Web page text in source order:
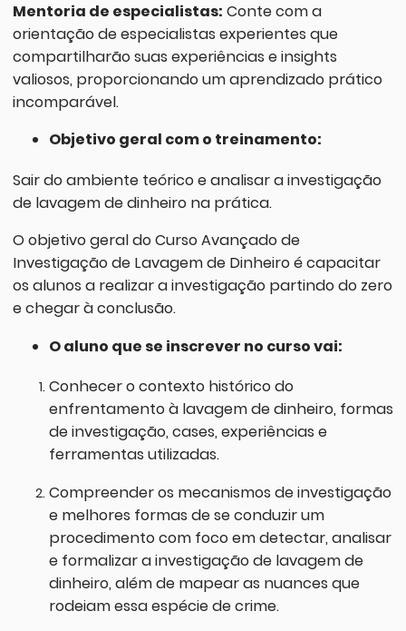
Mentoria de especialistas: Conte com a
orientação de especialistas experientes que
compartilharão suas experiências e insights
valiosos, proporcionando um aprendizado prático
incomparável.
Objetivo geral com o treinamento:
Sair do ambiente teórico e analisar a investigação
de lavagem de dinheiro na prática.
O objetivo geral do Curso Avançado de
Investigação de Lavagem de Dinheiro é capacitar
os alunos a realizar a investigação partindo do zero
e chegar à conclusão.
O aluno que se inscrever no curso vai:
Conhecer o contexto histórico do
enfrentamento à lavagem de dinheiro, formas
de investigação, cases, experiências e
ferramentas utilizadas.
Compreender os mecanismos de investigação
e melhores formas de se conduzir um
procedimento com foco em detectar, analisar
e formalizar a investigação de lavagem de
dinheiro, além de mapear as nuances que
rodeiam essa espécie de crime.